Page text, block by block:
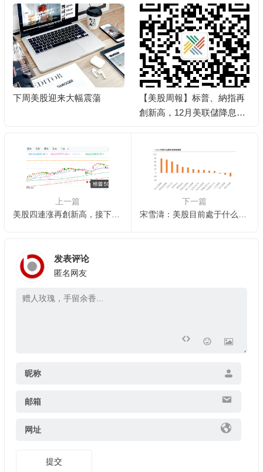
下周美股迎来大幅震蕩
【美股周報】标普、納指再
創新高，12月美联儲降息概
上一篇
美股四連涨再創新高，接下来美股、美債、黃金如何操作？
下一篇
发表评论
匿名网友
昵称
邮箱
网址
提交